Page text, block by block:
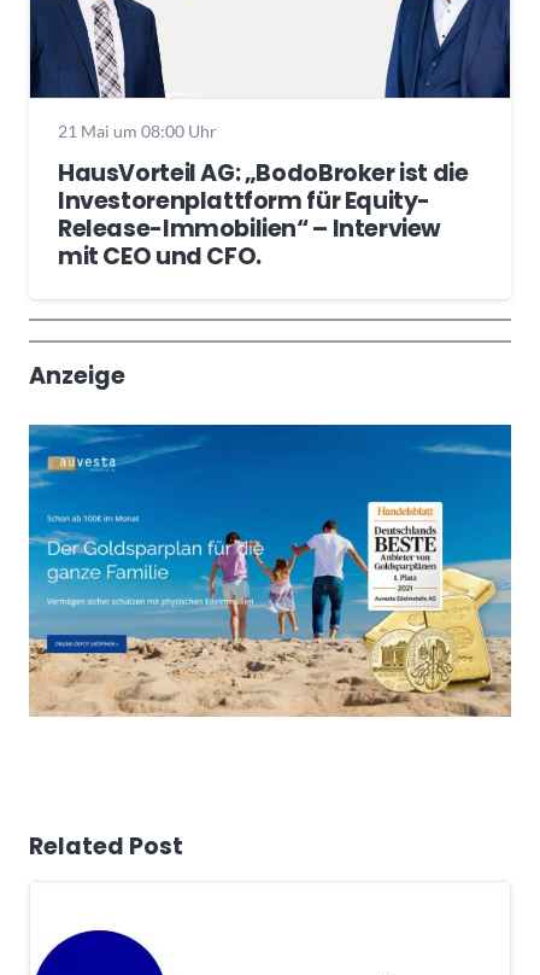
21 Mai um 08:00 Uhr
HausVorteil AG: „BodoBroker ist die
Investorenplattform für Equity-
Release-Immobilien“ – Interview
mit CEO und CFO.
Wochenrückblick
Trendthemen
Anzeige
Related Post